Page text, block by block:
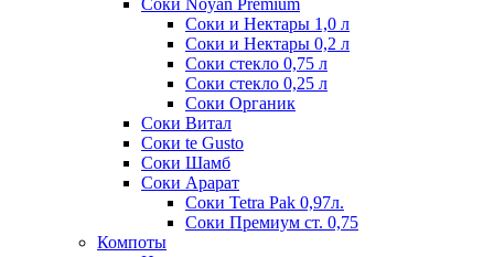
Соки Noyan Premium
Соки и Нектары 1,0 л
Соки и Нектары 0,2 л
Соки стекло 0,75 л
Соки стекло 0,25 л
Соки Органик
Соки Витал
Соки te Gusto
Соки Шамб
Соки Арарат
Соки Tetra Pak 0,97л.
Соки Премиум ст. 0,75
Компоты